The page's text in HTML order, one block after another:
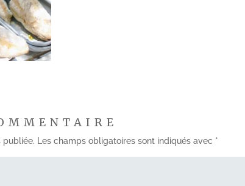
publiée. Les champs obligatoires sont indiqués avec *